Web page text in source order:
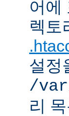
어에
렉토
설정
/
리